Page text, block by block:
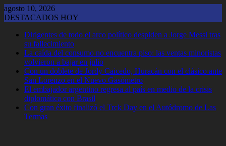
Saltar
al
agosto 10, 2026
DESTACADOS HOY
Dirigentes de todo el arco político despiden a Jorge Messi tras
su fallecimiento
La caída del consumo no encuentra piso: las ventas minoristas
volvieron a bajar en julio
Con un doblete de Jordy Caicedo, Huracán con el clásico ante
San Lorenzo en el Nuevo Gasómetro
El embajador argentino regresa al país en medio de la crisis
diplomática con Brasil
Con gran éxito finalizó el Trck Day en el Autódromo de Las
Termas